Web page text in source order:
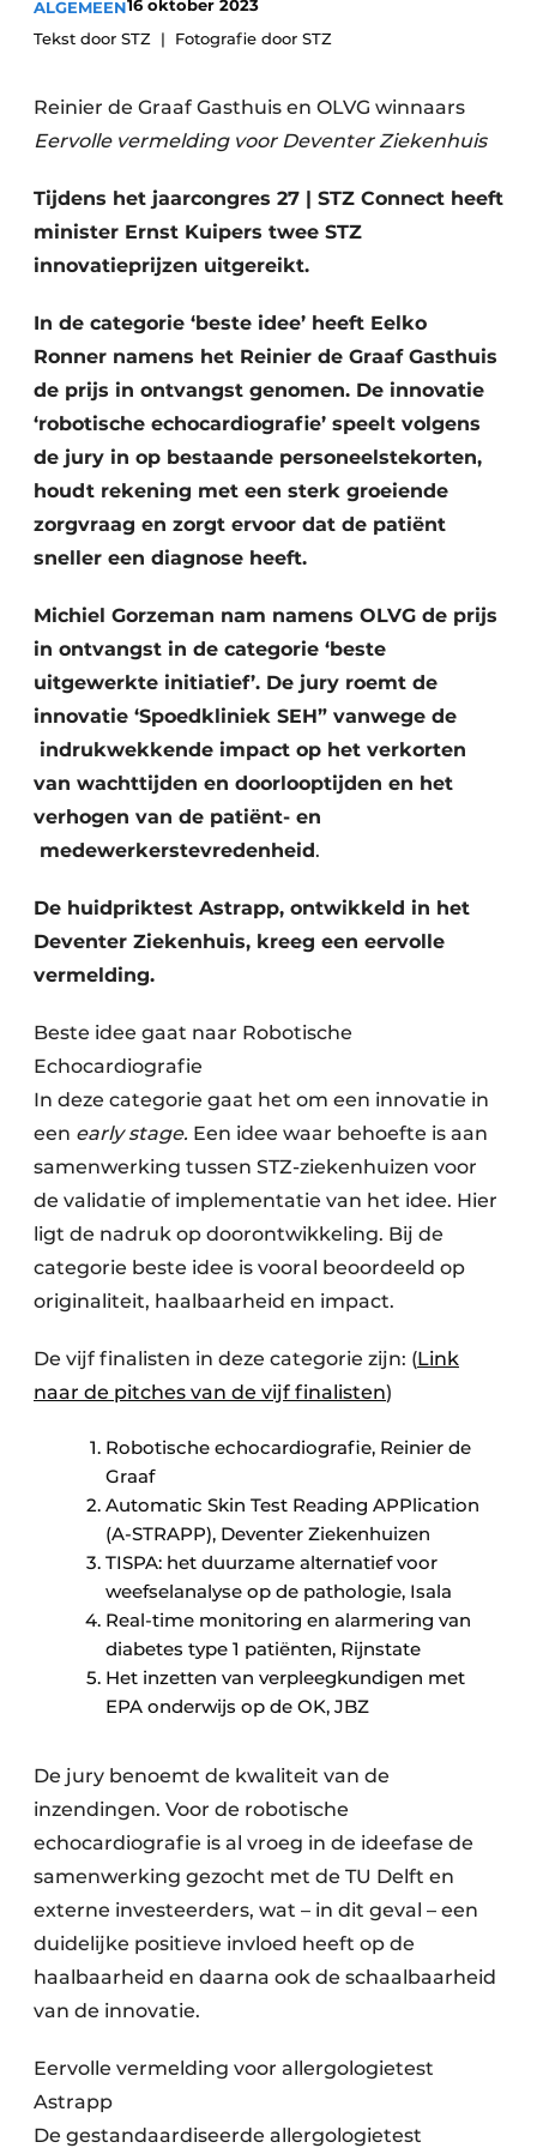
Podcasts
Privacy / Cookie statement
Vacatures
ALGEMEEN16 oktober 2023
Tekst door STZ
Fotografie door STZ
Reinier de Graaf Gasthuis en OLVG winnaars
Eervolle vermelding voor Deventer Ziekenhuis
Tijdens het jaarcongres 27 | STZ Connect heeft
minister Ernst Kuipers twee STZ
innovatieprijzen uitgereikt.
In de categorie ‘beste idee’ heeft Eelko
Ronner namens het Reinier de Graaf Gasthuis
de prijs in ontvangst genomen. De innovatie
‘robotische echocardiografie’ speelt volgens
de jury in op bestaande personeelstekorten,
houdt rekening met een sterk groeiende
zorgvraag en zorgt ervoor dat de patiënt
sneller een diagnose heeft.
Michiel Gorzeman nam namens OLVG de prijs
in ontvangst in de categorie ‘beste
uitgewerkte initiatief’. De jury roemt de
innovatie ‘Spoedkliniek SEH” vanwege de
indrukwekkende impact op het verkorten
van wachttijden en doorlooptijden en het
verhogen van de patiënt- en
medewerkerstevredenheid.
De huidpriktest Astrapp, ontwikkeld in het
Deventer Ziekenhuis, kreeg een eervolle
vermelding.
Beste idee gaat naar Robotische
Echocardiografie
In deze categorie gaat het om een innovatie in
een early stage. Een idee waar behoefte is aan
samenwerking tussen STZ-ziekenhuizen voor
de validatie of implementatie van het idee. Hier
ligt de nadruk op doorontwikkeling. Bij de
categorie beste idee is vooral beoordeeld op
originaliteit, haalbaarheid en impact.
De vijf finalisten in deze categorie zijn: (Link
naar de pitches van de vijf finalisten)
Robotische echocardiografie, Reinier de
Graaf
Automatic Skin Test Reading APPlication
(A-STRAPP), Deventer Ziekenhuizen
TISPA: het duurzame alternatief voor
weefselanalyse op de pathologie, Isala
Real-time monitoring en alarmering van
diabetes type 1 patiënten, Rijnstate
Het inzetten van verpleegkundigen met
EPA onderwijs op de OK, JBZ
De jury benoemt de kwaliteit van de
inzendingen. Voor de robotische
echocardiografie is al vroeg in de ideefase de
samenwerking gezocht met de TU Delft en
externe investeerders, wat – in dit geval – een
duidelijke positieve invloed heeft op de
haalbaarheid en daarna ook de schaalbaarheid
van de innovatie.
Eervolle vermelding voor allergologietest
Astrapp
De gestandaardiseerde allergologietest